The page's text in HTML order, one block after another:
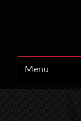
Menu